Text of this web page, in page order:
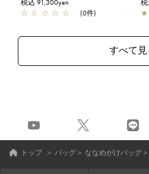
税込 91,300yen
☆ ☆ ☆ ☆ ☆ (0件)
★
トップ ＞ バッグ＞ ななめがけバッグ＞